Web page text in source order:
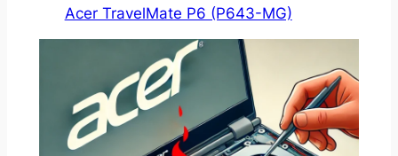
Acer TravelMate P6 (P643-MG)